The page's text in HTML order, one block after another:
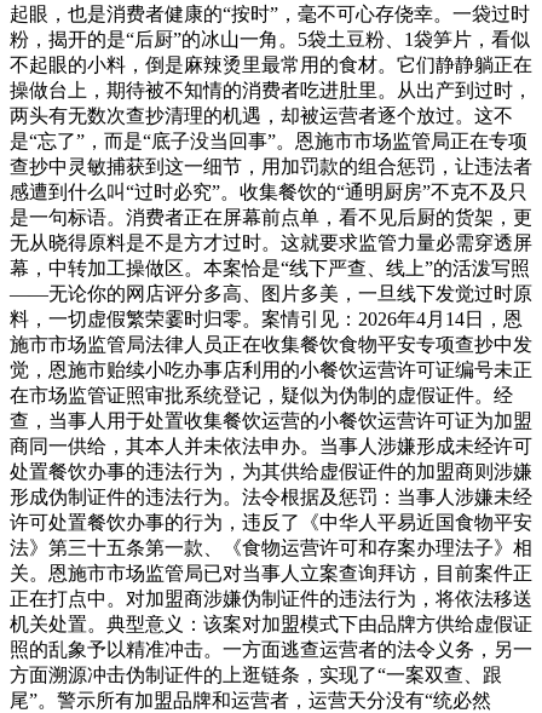
起眼，也是消费者健康的“按时”，毫不可心存侥幸。一袋过时
粉，揭开的是“后厨”的冰山一角。5袋土豆粉、1袋笋片，看似
不起眼的小料，倒是麻辣烫里最常用的食材。它们静静躺正在
操做台上，期待被不知情的消费者吃进肚里。从出产到过时，
两头有无数次查抄清理的机遇，却被运营者逐个放过。这不
是“忘了”，而是“底子没当回事”。恩施市市场监管局正在专项
查抄中灵敏捕获到这一细节，用加罚款的组合惩罚，让违法者
感遭到什么叫“过时必究”。收集餐饮的“通明厨房”不克不及只
是一句标语。消费者正在屏幕前点单，看不见后厨的货架，更
无从晓得原料是不是方才过时。这就要求监管力量必需穿透屏
幕，中转加工操做区。本案恰是“线下严查、线上”的活泼写照
——无论你的网店评分多高、图片多美，一旦线下发觉过时原
料，一切虚假繁荣霎时归零。案情引见：2026年4月14日，恩
施市市场监管局法律人员正在收集餐饮食物平安专项查抄中发
觉，恩施市贻续小吃办事店利用的小餐饮运营许可证编号未正
在市场监管证照审批系统登记，疑似为伪制的虚假证件。经
查，当事人用于处置收集餐饮运营的小餐饮运营许可证为加盟
商同一供给，其本人并未依法申办。当事人涉嫌形成未经许可
处置餐饮办事的违法行为，为其供给虚假证件的加盟商则涉嫌
形成伪制证件的违法行为。法令根据及惩罚：当事人涉嫌未经
许可处置餐饮办事的行为，违反了《中华人平易近国食物平安
法》第三十五条第一款、《食物运营许可和存案办理法子》相
关。恩施市市场监管局已对当事人立案查询拜访，目前案件正
正在打点中。对加盟商涉嫌伪制证件的违法行为，将依法移送
机关处置。典型意义：该案对加盟模式下由品牌方供给虚假证
照的乱象予以精准冲击。一方面逃查运营者的法令义务，另一
方面溯源冲击伪制证件的上逛链条，实现了“一案双查、跟
尾”。警示所有加盟品牌和运营者，运营天分没有“统必然